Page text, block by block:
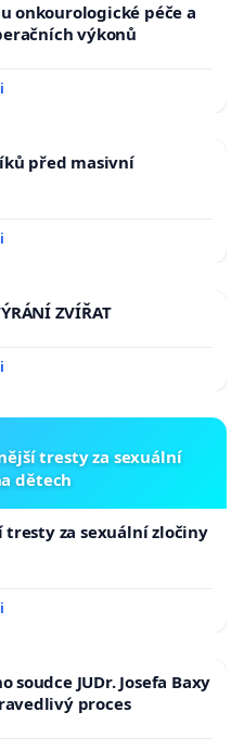
onkourologické péče a
výkonů
před masivní
ZVÍŘAT
tresty za sexuální
dětech
tresty za sexuální zločiny
JUDr. Josefa Baxy
proces